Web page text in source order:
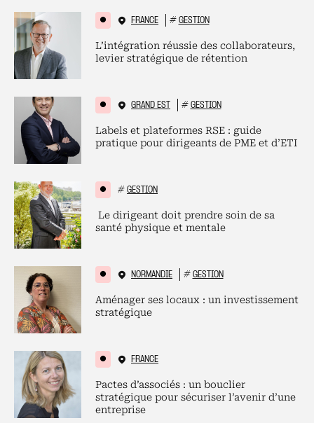
FRANCE # GESTION
L’intégration réussie des collaborateurs,
levier stratégique de rétention
GRAND EST # GESTION
Labels et plateformes RSE : guide
pratique pour dirigeants de PME et d’ETI
# GESTION
Le dirigeant doit prendre soin de sa
santé physique et mentale
NORMANDIE # GESTION
Aménager ses locaux : un investissement
stratégique
FRANCE
Pactes d’associés : un bouclier
stratégique pour sécuriser l’avenir d’une
entreprise